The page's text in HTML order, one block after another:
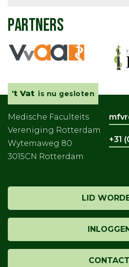
PARTNERS
't Vat is nu gesloten
Medische Faculteits
Vereniging Rotterdam
Wytemaweg 80
3015CN Rotterdam
LID
CONTACT
+31